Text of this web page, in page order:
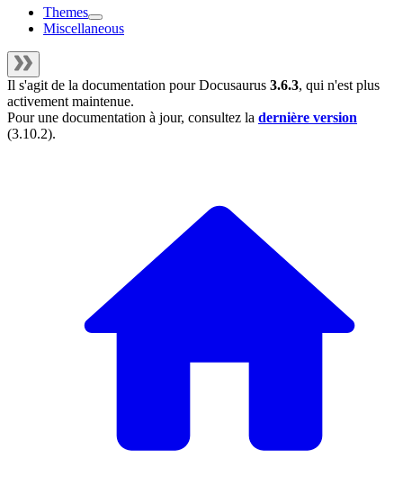
Themes
Miscellaneous
Il s'agit de la documentation pourDocusaurus 3.6.3, qui n'est plus
activement maintenue.
Pour une documentation à jour, consultez la dernière version
(3.10.2).